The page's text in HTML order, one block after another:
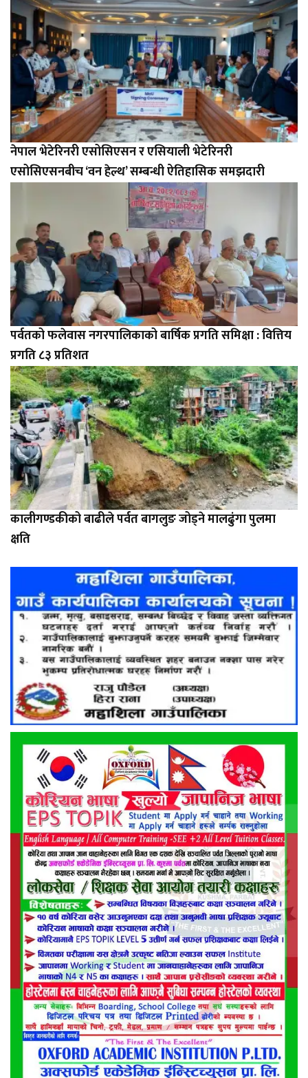
नेपाल भेटेरिनरी एसोसिएसन र एसियाली भेटेरिनरी
एसोसिएसनबीच ‘वन हेल्थ’ सम्बन्धी ऐतिहासिक समझदारी
पर्वतको फलेवास नगरपालिकाको बार्षिक प्रगति समिक्षा : वित्तिय
प्रगति ८३ प्रतिशत
कालीगण्डकीको बाढीले पर्वत बागलुङ जोड्ने मालढुंगा पुलमा
क्षति